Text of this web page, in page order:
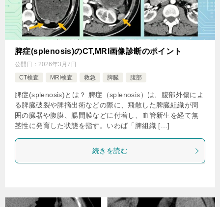
脾症(splenosis)のCT,MRI画像診断のポイント
公開日： 2026年3月7日
CT検査
MRI検査 救急 脾臓 腹部
脾症(splenosis)とは？ 脾症（splenosis）は、腹部外傷によ
る脾臓破裂や脾摘出術などの際に、飛散した脾臓組織が周
囲の臓器や腹膜、腸間膜などに付着し、血管新生を経て無
茎性に発育した状態を指す。いわば「脾組織 […]
続きを読む